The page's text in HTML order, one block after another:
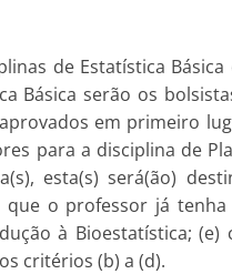
de Estatística
Básica serão os
em primeiro
para a disciplina de
esta(s) será(ão)
que o professor já
à Bioestatística; (e)
critérios (b) a (d).